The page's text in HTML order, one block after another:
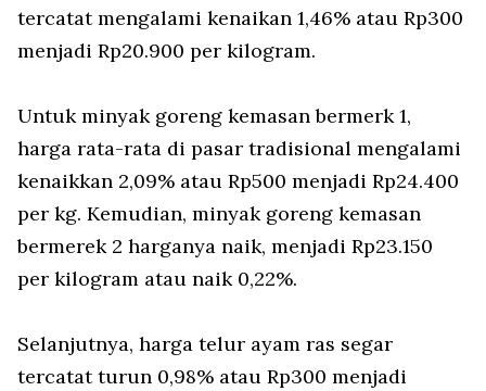
tercatat mengalami kenaikan 1,46% atau Rp300
menjadi Rp20.900 per kilogram.
Untuk minyak goreng kemasan bermerk 1,
harga rata-rata di pasar tradisional mengalami
kenaikkan 2,09% atau Rp500 menjadi Rp24.400
per kg. Kemudian, minyak goreng kemasan
bermerek 2 harganya naik, menjadi Rp23.150
per kilogram atau naik 0,22%.
Selanjutnya, harga telur ayam ras segar
tercatat turun 0,98% atau Rp300 menjadi